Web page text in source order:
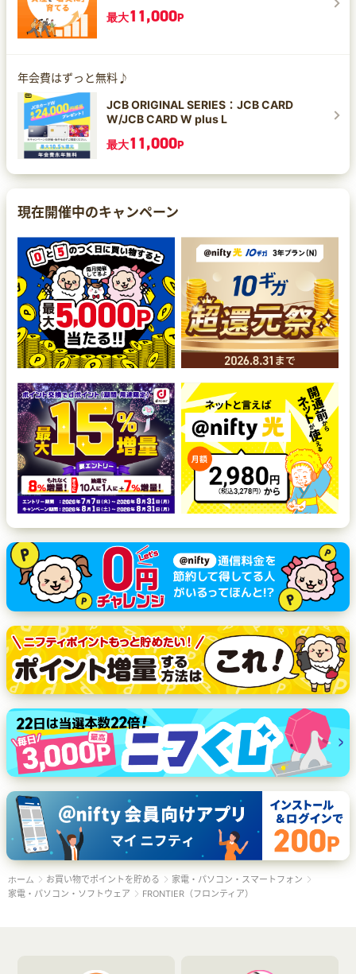
最大11,000P
年会費はずっと無料♪
JCB ORIGINAL SERIES：JCB CARD
W/JCB CARD W plus L
最大11,000P
現在開催中のキャンペーン
ホーム お買い物でポイントを貯める
家電・パソコン・スマートフォン
家電・パソコン・ソフトウェア
FRONTIER（フロンティア）